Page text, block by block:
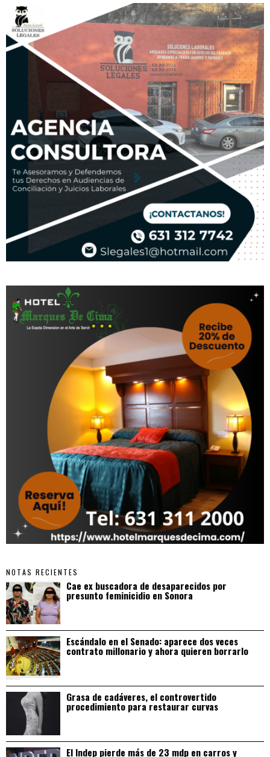
NOTAS RECIENTES
Cae ex buscadora de desaparecidos por
presunto feminicidio en Sonora
Escándalo en el Senado: aparece dos veces
contrato millonario y ahora quieren borrarlo
Grasa de cadáveres, el controvertido
procedimiento para restaurar curvas
El Indep pierde más de 23 mdp en carros y